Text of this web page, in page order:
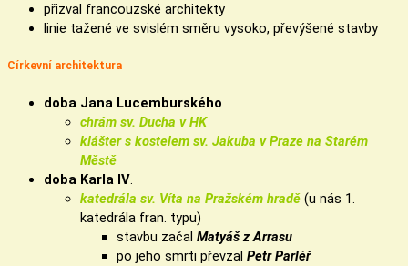
přizval francouzské architekty
linie tažené ve svislém směru vysoko, převýšené stavby
Církevní architektura
doba Jana Lucemburského
chrám sv. Ducha v HK
klášter s kostelem sv. Jakuba v Praze na Starém
Městě
doba Karla IV.
katedrála sv. Víta na Pražském hradě (u nás 1.
katedrála fran. typu)
stavbu začal Matyáš z Arrasu
po jeho smrti převzal Petr Parléř